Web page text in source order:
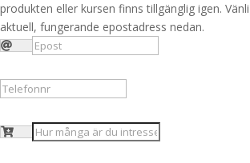
produkten eller kursen finns tillgänglig igen.
aktuell, fungerande epostadress nedan.